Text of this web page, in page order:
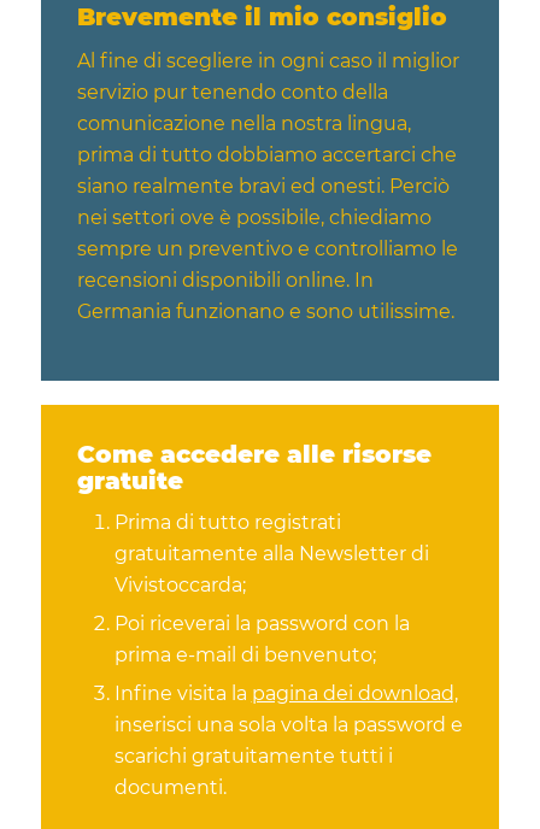
Brevemente il mio consiglio
Al fine di scegliere in ogni caso il miglior
servizio pur tenendo conto della
comunicazione nella nostra lingua,
prima di tutto dobbiamo accertarci che
siano realmente bravi ed onesti. Perciò
nei settori ove è possibile, chiediamo
sempre un preventivo e controlliamo le
recensioni disponibili online. In
Germania funzionano e sono utilissime.
Come accedere alle risorse
gratuite
Prima di tutto registrati
gratuitamente alla Newsletter di
Vivistoccarda;
Poi riceverai la password con la
prima e-mail di benvenuto;
Infine visita la pagina dei download,
inserisci una sola volta la password e
scarichi gratuitamente tutti i
documenti.